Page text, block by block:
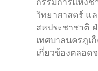
วิทยาศาสตร์ แ
สหประชาชาติ
เทศบาลนครภูเ
เกี่ยวข้องตลอด